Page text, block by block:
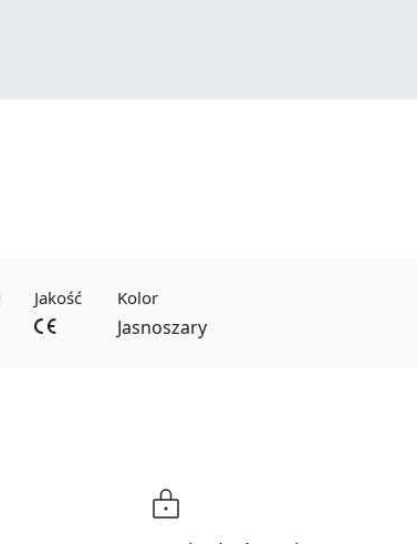
Jakość Kolor
Jasnoszary
Podsumowanie